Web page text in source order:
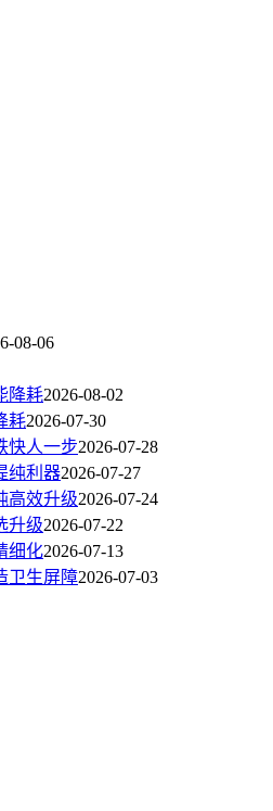
08-06
降耗2026-08-02
耗2026-07-30
快人一步2026-07-28
纯利器2026-07-27
高效升级2026-07-24
升级2026-07-22
细化2026-07-13
卫生屏障2026-07-03